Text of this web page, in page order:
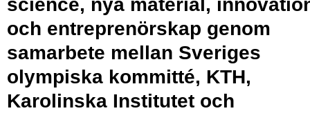
och entreprenörskap genom
samarbete mellan Sveriges
olympiska kommitté, KTH,
Karolinska Institutet och